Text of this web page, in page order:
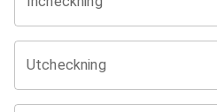
Utcheckning